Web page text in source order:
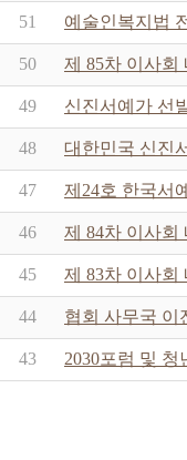
51 예술인복지법
50 제 85차 이사회
49 신진서예가 선
48 대한민국 신진
47 제24호 한국서
46 제 84차 이사회
45 제 83차 이사회
44 협회 사무국 이
43 2030포럼 및 청